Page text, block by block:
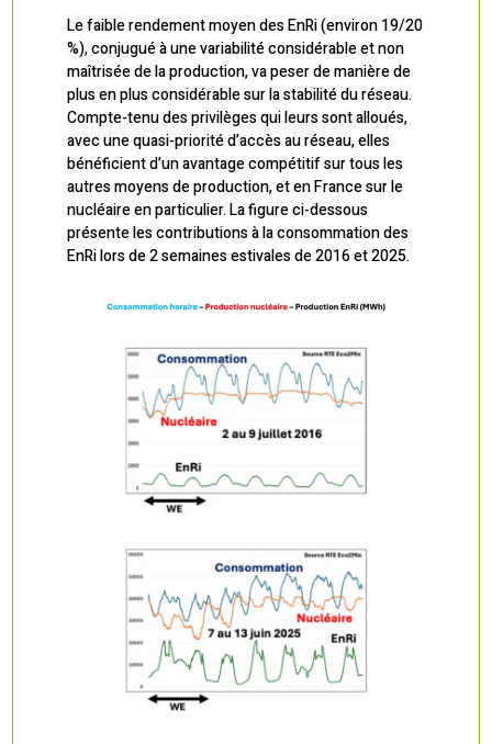
Le faible rendement moyen des EnRi (environ 19/20
%), conjugué à une variabilité considérable et non
maîtrisée de la production, va peser de manière de
plus en plus considérable sur la stabilité du réseau.
Compte-tenu des privilèges qui leurs sont alloués,
avec une quasi-priorité d’accès au réseau, elles
bénéficient d’un avantage compétitif sur tous les
autres moyens de production, et en France sur le
nucléaire en particulier. La figure ci-dessous
présente les contributions à la consommation des
EnRi lors de 2 semaines estivales de 2016 et 2025.